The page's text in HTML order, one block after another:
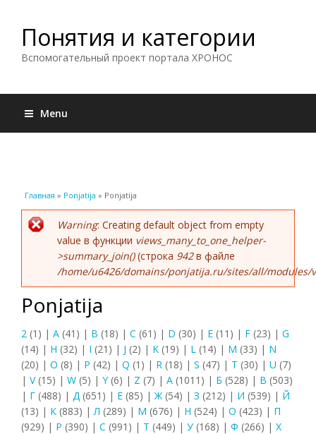
Понятия и категории
Вспомогательный проект портала ХРОНОС
Menu
Вы здесь
Главная » Ponjatija » Ponjatija
Сообщение об ошибке
Warning: Creating default object from empty
value в функции views_many_to_one_helper-
>summary_join()(строка 942в файле
/home/u6426/domains/ponjatija.ru/sites/all/modules/
Ponjatija
2 (1) | A (41) | B (18) | C (61) | D (30) | E (11) | F (23) | G
(14) | H (32) | I (21) | J (2) | K (19) | L (14) | M (33) | N
(20) | O (8) | P (42) | Q (1) | R (18) | S (47) | T (30) | U (7)
| V(15) | W (5) | Y(6) | Z (7) | А (1011) | Б (528) | В (503)
| Г (488) | Д (651) | Е (85) | Ж (54) | З (212) | И (539) | Й
(13) | К (883) | Л (289) | М (676) | Н (524) | О (423) | П
(929) | Р (390) | С (991) | Т (449) | У (168) | Ф (266) | Х